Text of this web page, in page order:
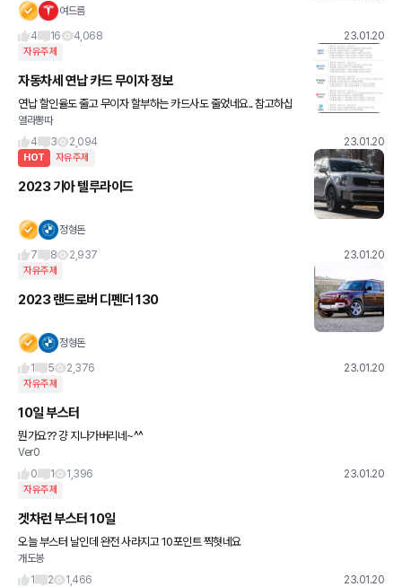
위
여드름
4
16 4,068 23.01.20
자유주제
자동차세 연납 카드 무이자 정보
연납 할인율도 줄고 무이자 할부하는 카드사도 줄었네요.. 참고하십
쇼 형님들
열라뽕따
4
3 2,094 23.01.20
HOT 자유주제
2023 기아 텔루라이드
정형돈
7
8 2,937 23.01.20
자유주제
2023 랜드로버 디펜더 130
정형돈
1
5 2,376 23.01.20
자유주제
10일 부스터
뭔가요?? 걍 지나가버리네~^^
Ver0
0
1 1,396 23.01.20
자유주제
겟차런 부스터 10일
오늘 부스터 날인데 완전 사라지고 10포인트 찍혓네요
개도봉
1
2 1,466 23.01.20